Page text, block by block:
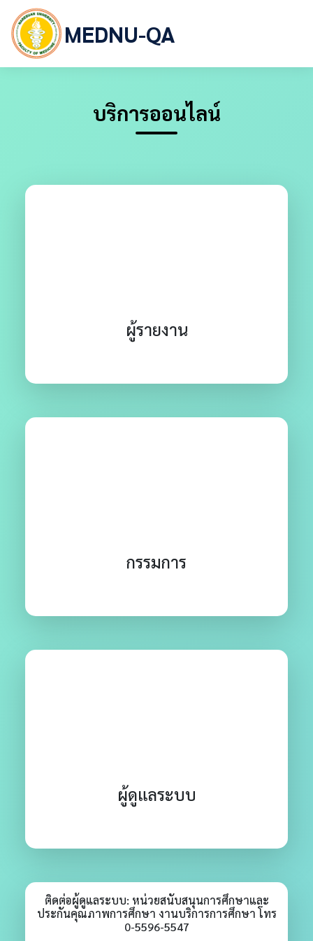
MEDNU-QA
บริการออนไลน์
ผู้รายงาน
กรรมการ
ผู้ดูแลระบบ
ติดต่อผู้ดูแลระบบ: หน่วยสนับสนุนการศึกษาและ
ประกันคุณภาพการศึกษา งานบริการการศึกษา โทร
0-5596-5547